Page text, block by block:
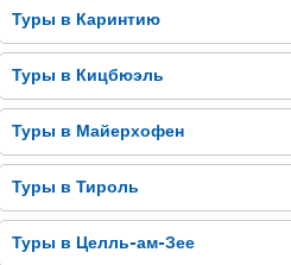
Туры в Каринтию
Туры в Кицбюэль
Туры в Майерхофен
Туры в Тироль
Туры в Целль-ам-Зее